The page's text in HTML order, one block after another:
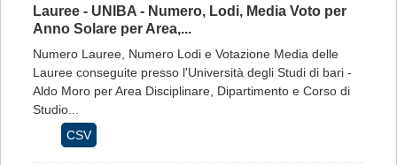
Lauree - UNIBA - Numero, Lodi, Media Voto per
Anno Solare per Area,...
Numero Lauree, Numero Lodi e Votazione Media delle
Lauree conseguite presso l'Università degli Studi di bari -
Aldo Moro per Area Disciplinare, Dipartimento e Corso di
Studio...
CSV